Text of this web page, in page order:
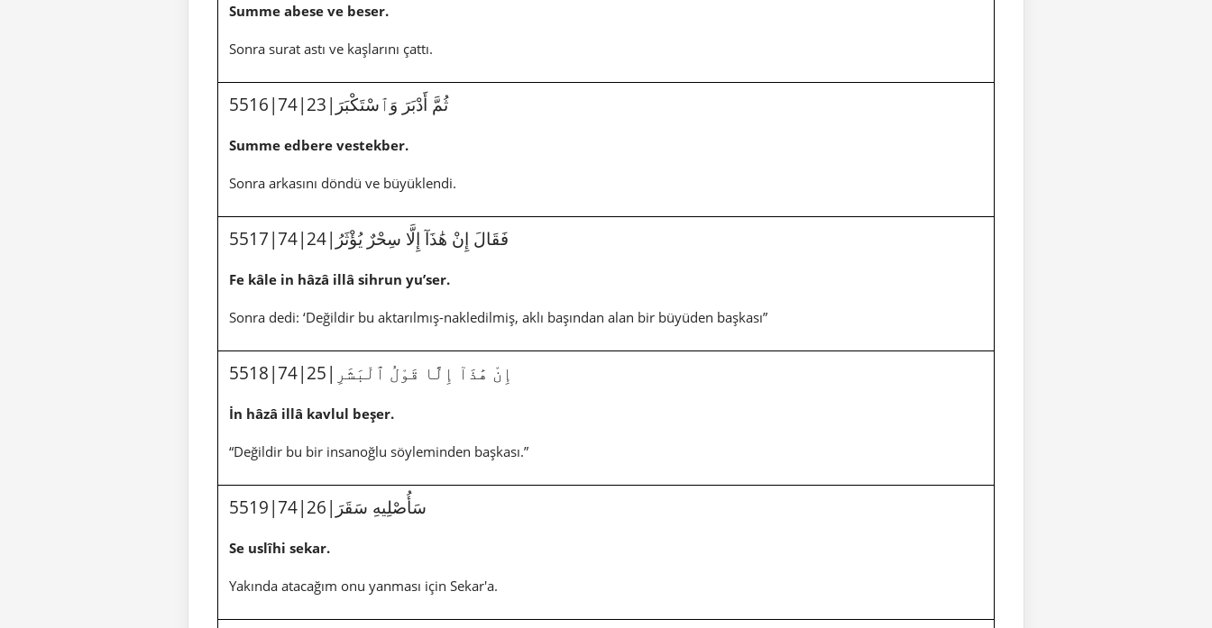
Summe abese ve beser.
Sonra surat astı ve kaşlarını çattı.
5516|74|23|ثُمَّ أَدْبَرَ وَٱسْتَكْبَرَ
Summe edbere vestekber.
Sonra arkasını döndü ve büyüklendi.
5517|74|24|فَقَالَ إِنْ هَٰذَآ إِلَّا سِحْرٌ يُؤْثَرُ
Fe kâle in hâzâ illâ sihrun yu’ser.
Sonra dedi: ‘Değildir bu aktarılmış-nakledilmiş, aklı başından alan bir büyüden başkası”
5518|74|25|إِنْ هَٰذَآ إِلَّا قَوْلُ ٱلْبَشَرِ
İn hâzâ illâ kavlul beşer.
“Değildir bu bir insanoğlu söyleminden başkası.”
5519|74|26|سَأُصْلِيهِ سَقَرَ
Se uslîhi sekar.
Yakında atacağım onu yanması için Sekar'a.